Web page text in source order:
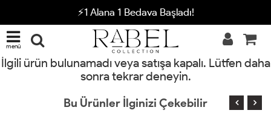
⚡1 Alana 1 Bedava Başladı!
menü
İlgili ürün bulunamadı veya satışa kapalı. Lütfen daha
sonra tekrar deneyin.
Bu Ürünler İlginizi Çekebilir